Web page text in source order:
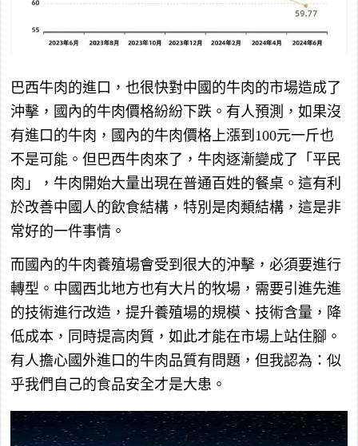
巴西牛肉的進口，也很快對中國的牛肉的市場造成了
沖擊，國內的牛肉價格紛紛下跌。有人預測，如果沒
有進口的牛肉，國內的牛肉價格上漲到100元一斤也
不是可能。但巴西牛肉來了，牛肉逐漸變成了「平民
肉」，牛肉開始大量出現在普通百姓的餐桌。這有利
於改善中國人的飲食結構，特別是肉類結構，這是非
常好的一件事情。
而國內的牛肉養殖場會受到很大的沖擊，必須要進行
轉型。中國西北地方也有大片的牧場，需要引進先進
的技術進行改造，提升養殖場的規模、技術含量，降
低成本，同時提高肉質，如此才能在市場上站住腳。
有人擔心國外進口的牛肉品質有問題，但我認為：似
乎我們自己的食品安全才是大患。